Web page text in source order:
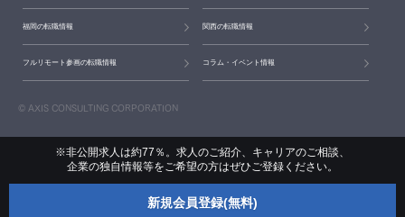
※非公開求人は約77％。求人のご紹介、キャリアのご相談、
企業の独自情報等をご希望の方はぜひご登録ください。
新規会員登録(無料)
福岡の転職情報 関西の転職情報
フルリモート参画の転職情報 コラム・イベント情報
© AXIS CONSULTING CORPORATION